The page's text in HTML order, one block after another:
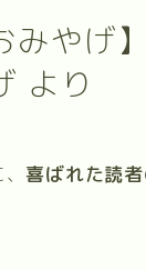
みやげ
より
、喜ばれた読